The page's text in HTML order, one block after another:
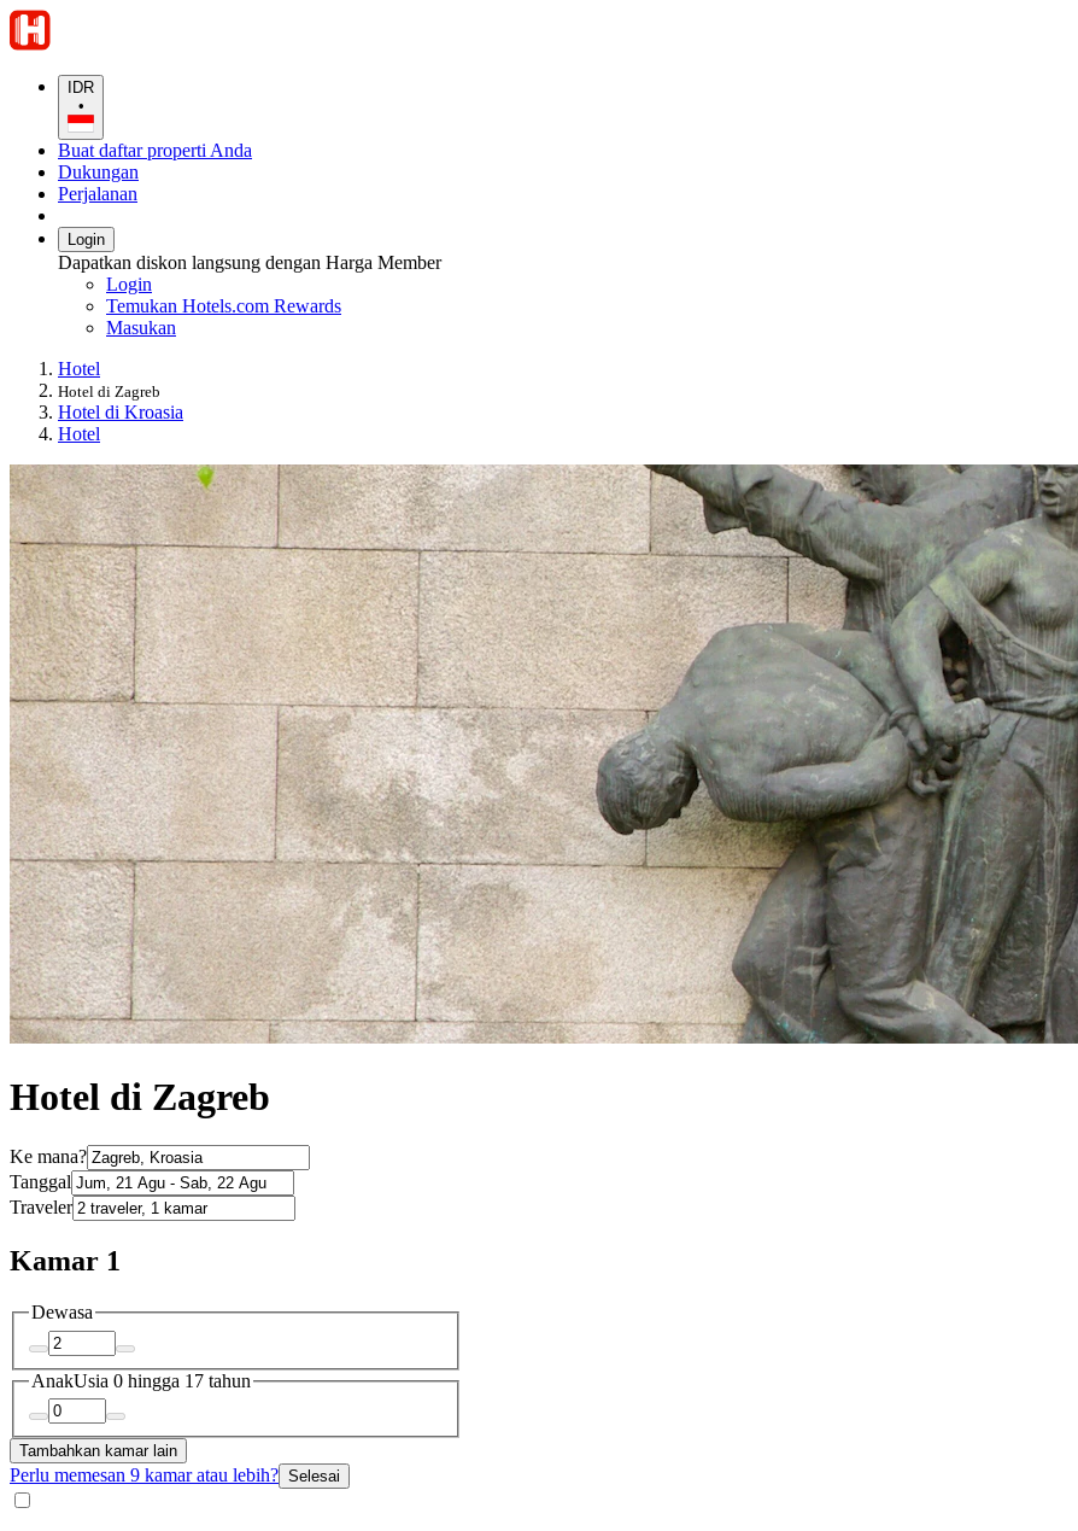
IDR
•
Buat daftar properti Anda
Dukungan
Perjalanan
Login
Dapatkan diskon langsung dengan Harga Member
Login
Temukan Hotels.com Rewards
Masukan
Hotel
Hotel di Zagreb
Hotel di Kroasia
Hotel
Hotel di Zagreb
Ke mana?
Tanggal
Traveler
Kamar 1
Dewasa
AnakUsia 0 hingga 17 tahun
Tambahkan kamar lain
Perlu memesan 9 kamar atau lebih? Selesai